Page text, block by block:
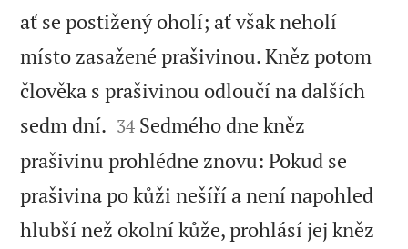
ať se postižený oholí; ať však neholí
místo zasažené prašivinou. Kněz potom
člověka s prašivinou odloučí na dalších
sedm dní. 

34 Sedmého dne kněz
prašivinu prohlédne znovu: Pokud se
prašivina po kůži nešíří a není napohled
hlubší než okolní kůže, prohlásí jej kněz